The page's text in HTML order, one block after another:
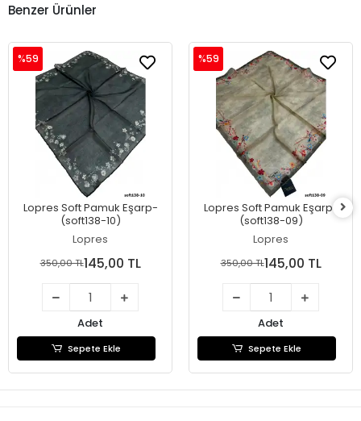
Benzer Ürünler
Lopres Soft Pamuk Eşarp-
(soft138-10)
Lopres
%59
350,00 TL145,00 TL
Adet
Sepete Ekle
Lopres Soft Pamuk Eşarp-
(soft138-09)
Lopres
%59
350,00 TL145,00 TL
Adet
Sepete Ekle